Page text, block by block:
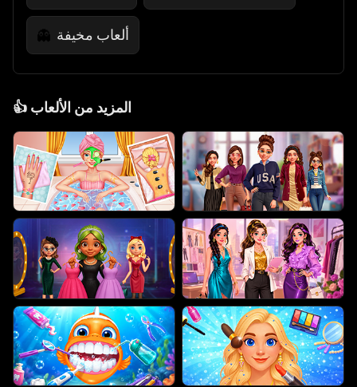
👻 ألعاب مخيفة
👍 المزيد من الألعاب